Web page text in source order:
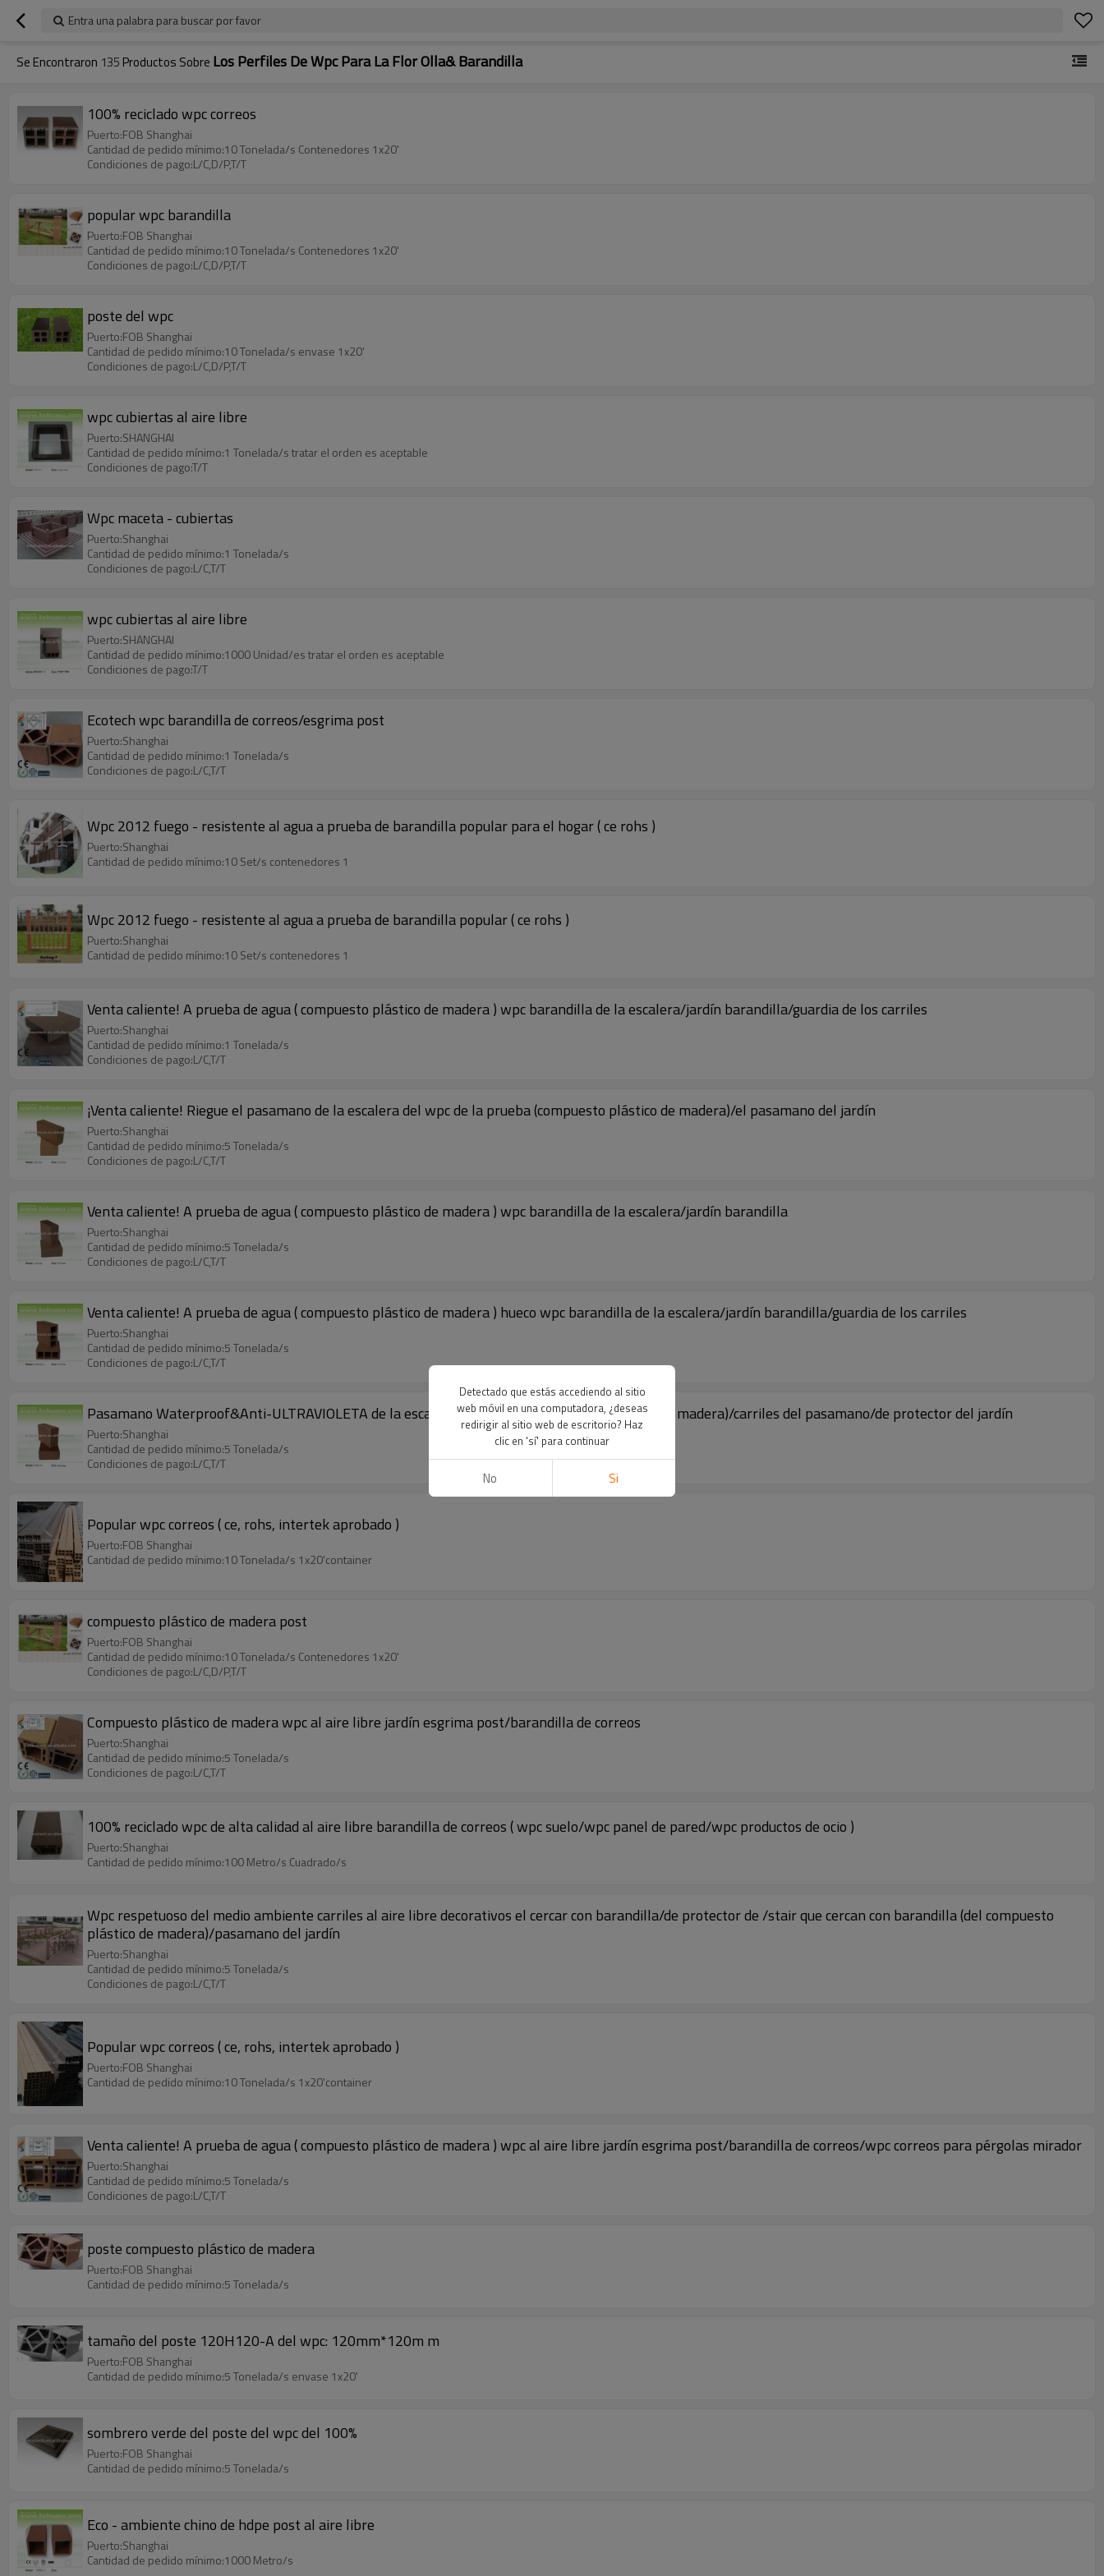
Entra una palabra para buscar por favor
Se Encontraron 135 Productos Sobre Los Perfiles De Wpc Para La Flor Olla& Barandilla
100% reciclado wpc correos
Puerto:FOB Shanghai
Cantidad de pedido mínimo:10 Tonelada/s Contenedores 1x20'
Condiciones de pago:L/C,D/P,T/T
popular wpc barandilla
Puerto:FOB Shanghai
Cantidad de pedido mínimo:10 Tonelada/s Contenedores 1x20'
Condiciones de pago:L/C,D/P,T/T
poste del wpc
Puerto:FOB Shanghai
Cantidad de pedido mínimo:10 Tonelada/s envase 1x20'
Condiciones de pago:L/C,D/P,T/T
wpc cubiertas al aire libre
Puerto:SHANGHAI
Cantidad de pedido mínimo:1 Tonelada/s tratar el orden es aceptable
Condiciones de pago:T/T
Wpc maceta - cubiertas
Puerto:Shanghai
Cantidad de pedido mínimo:1 Tonelada/s
Condiciones de pago:L/C,T/T
wpc cubiertas al aire libre
Puerto:SHANGHAI
Cantidad de pedido mínimo:1000 Unidad/es tratar el orden es aceptable
Condiciones de pago:T/T
Ecotech wpc barandilla de correos/esgrima post
Puerto:Shanghai
Cantidad de pedido mínimo:1 Tonelada/s
Condiciones de pago:L/C,T/T
Wpc 2012 fuego - resistente al agua a prueba de barandilla popular para el hogar ( ce rohs )
Puerto:Shanghai
Cantidad de pedido mínimo:10 Set/s contenedores 1
Wpc 2012 fuego - resistente al agua a prueba de barandilla popular ( ce rohs )
Puerto:Shanghai
Cantidad de pedido mínimo:10 Set/s contenedores 1
Venta caliente! A prueba de agua ( compuesto plástico de madera ) wpc barandilla de la escalera/jardín barandilla/guardia de los carriles
Puerto:Shanghai
Cantidad de pedido mínimo:1 Tonelada/s
Condiciones de pago:L/C,T/T
¡Venta caliente! Riegue el pasamano de la escalera del wpc de la prueba (compuesto plástico de madera)/el pasamano del jardín
Puerto:Shanghai
Cantidad de pedido mínimo:5 Tonelada/s
Condiciones de pago:L/C,T/T
Venta caliente! A prueba de agua ( compuesto plástico de madera ) wpc barandilla de la escalera/jardín barandilla
Puerto:Shanghai
Cantidad de pedido mínimo:5 Tonelada/s
Condiciones de pago:L/C,T/T
Venta caliente! A prueba de agua ( compuesto plástico de madera ) hueco wpc barandilla de la escalera/jardín barandilla/guardia de los carriles
Puerto:Shanghai
Cantidad de pedido mínimo:5 Tonelada/s
Condiciones de pago:L/C,T/T
Pasamano Waterproof&Anti-ULTRAVIOLETA de la escalera del wpc (del compuesto plástico de madera)/carriles del pasamano/de protector del jardín
Puerto:Shanghai
Cantidad de pedido mínimo:5 Tonelada/s
Condiciones de pago:L/C,T/T
Popular wpc correos ( ce, rohs, intertek aprobado )
Puerto:FOB Shanghai
Cantidad de pedido mínimo:10 Tonelada/s 1x20'container
compuesto plástico de madera post
Puerto:FOB Shanghai
Cantidad de pedido mínimo:10 Tonelada/s Contenedores 1x20'
Condiciones de pago:L/C,D/P,T/T
Compuesto plástico de madera wpc al aire libre jardín esgrima post/barandilla de correos
Puerto:Shanghai
Cantidad de pedido mínimo:5 Tonelada/s
Condiciones de pago:L/C,T/T
100% reciclado wpc de alta calidad al aire libre barandilla de correos ( wpc suelo/wpc panel de pared/wpc productos de ocio )
Puerto:Shanghai
Cantidad de pedido mínimo:100 Metro/s Cuadrado/s
Wpc respetuoso del medio ambiente carriles al aire libre decorativos el cercar con barandilla/de protector de /stair que cercan con barandilla (del compuesto
plástico de madera)/pasamano del jardín
Puerto:Shanghai
Cantidad de pedido mínimo:5 Tonelada/s
Condiciones de pago:L/C,T/T
Popular wpc correos ( ce, rohs, intertek aprobado )
Puerto:FOB Shanghai
Cantidad de pedido mínimo:10 Tonelada/s 1x20'container
Venta caliente! A prueba de agua ( compuesto plástico de madera ) wpc al aire libre jardín esgrima post/barandilla de correos/wpc correos para pérgolas mirador
Puerto:Shanghai
Cantidad de pedido mínimo:5 Tonelada/s
Condiciones de pago:L/C,T/T
poste compuesto plástico de madera
Puerto:FOB Shanghai
Cantidad de pedido mínimo:5 Tonelada/s
tamaño del poste 120H120-A del wpc: 120mm*120m m
Puerto:FOB Shanghai
Cantidad de pedido mínimo:5 Tonelada/s envase 1x20'
sombrero verde del poste del wpc del 100%
Puerto:FOB Shanghai
Cantidad de pedido mínimo:5 Tonelada/s
Eco - ambiente chino de hdpe post al aire libre
Puerto:Shanghai
Cantidad de pedido mínimo:1000 Metro/s
Detectado que estás accediendo al sitio
web móvil en una computadora, ¿deseas
redirigir al sitio web de escritorio? Haz
clic en 'sí' para continuar
No Si